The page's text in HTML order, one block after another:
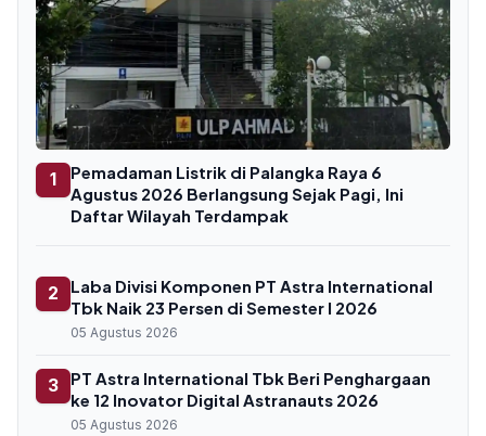
1
Pemadaman Listrik di Palangka Raya 6
Agustus 2026 Berlangsung Sejak Pagi, Ini
Daftar Wilayah Terdampak
2
Laba Divisi Komponen PT Astra International
Tbk Naik 23 Persen di Semester I 2026
05 Agustus 2026
3
PT Astra International Tbk Beri Penghargaan
ke 12 Inovator Digital Astranauts 2026
05 Agustus 2026